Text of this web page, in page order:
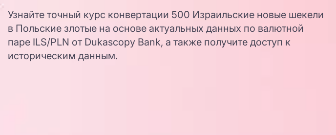
Узнайте точный курс конвертации 500 Израильские новые шекели
в Польские злотые на основе актуальных данных по валютной
паре ILS/PLN от Dukascopy Bank, а также получите доступ к
историческим данным.